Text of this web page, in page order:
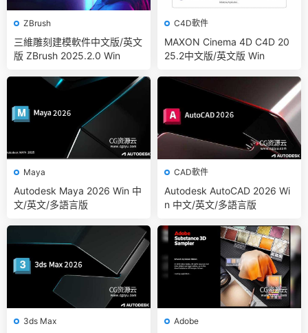
ZBrush
三維雕刻建模軟件中文版/英文
版 ZBrush 2025.2.0 Win
C4D軟件
MAXON Cinema 4D C4D 20
25.2中文版/英文版 Win
Maya
Autodesk Maya 2026 Win 中
文/英文/多語言版
CAD軟件
Autodesk AutoCAD 2026 Wi
n 中文/英文/多語言版
3ds Max Adobe